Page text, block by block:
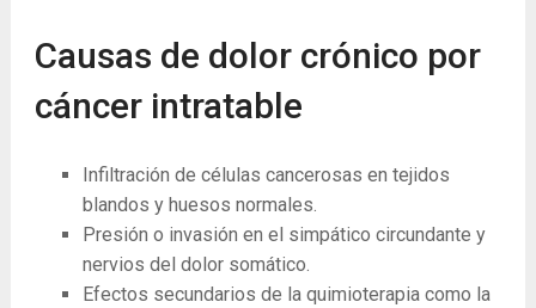
Causas de dolor crónico por
cáncer intratable
Infiltración de células cancerosas en tejidos
blandos y huesos normales.
Presión o invasión en el simpático circundante y
nervios del dolor somático.
Efectos secundarios de la quimioterapia como la